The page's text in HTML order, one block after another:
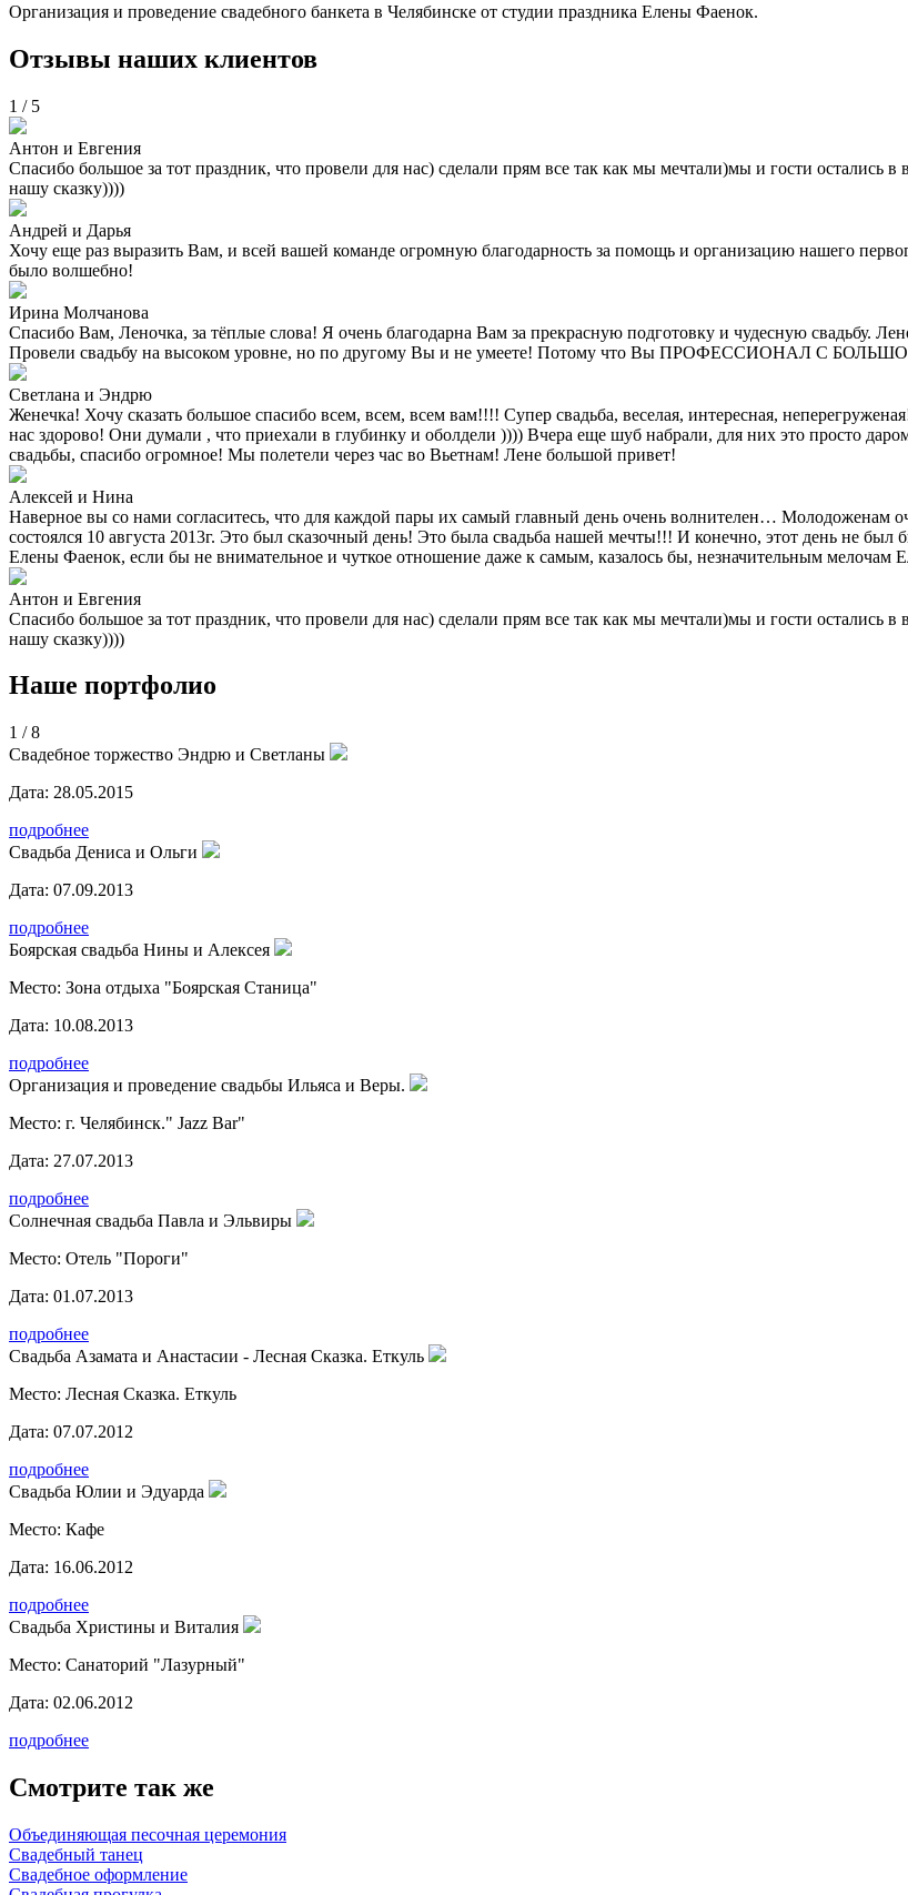
Организация и проведение свадебного банкета в Челябинске от студии праздника Елены Фаенок.
Отзывы наших клиентов
1 / 5
Антон и Евгения
Спасибо большое за тот праздник, что провели для нас) сделали прям все так как мы мечтали)мы и гости остались
нашу сказку))))
Андрей и Дарья
Хочу еще раз выразить Вам, и всей вашей команде огромную благодарность за помощь и организацию нашего
было волшебно!
Ирина Молчанова
Спасибо Вам, Леночка, за тёплые слова! Я очень благодарна Вам за прекрасную подготовку и чудесную свадьбу.
Провели свадьбу на высоком уровне, но по другому Вы и не умеете! Потому что Вы ПРОФЕССИОНАЛ С
Светлана и Эндрю
Женечка! Хочу сказать большое спасибо всем, всем, всем вам!!!! Супер свадьба, веселая, интересная,
нас здорово! Они думали , что приехали в глубинку и оболдели )))) Вчера еще шуб набрали, для них это просто
свадьбы, спасибо огромное! Мы полетели через час во Вьетнам! Лене большой привет!
Алексей и Нина
Наверное вы со нами согласитесь, что для каждой пары их самый главный день очень волнителен… Молодоженам
состоялся 10 августа 2013г. Это был сказочный день! Это была свадьба нашей мечты!!! И конечно, этот день не
Елены Фаенок, если бы не внимательное и чуткое отношение даже к самым, казалось бы, незначительным мелочам
Антон и Евгения
Спасибо большое за тот праздник, что провели для нас) сделали прям все так как мы мечтали)мы и гости остались
нашу сказку))))
Наше портфолио
1 /8
Свадебное торжество Эндрю и Светланы
Дата: 28.05.2015
подробнее
Свадьба Дениса и Ольги
Дата: 07.09.2013
подробнее
Боярская свадьба Нины и Алексея
Место: Зона отдыха "Боярская Станица"
Дата: 10.08.2013
подробнее
Организация и проведение свадьбы Ильяса и Веры.
Место: г. Челябинск." Jazz Bar"
Дата: 27.07.2013
подробнее
Солнечная свадьба Павла и Эльвиры
Место: Отель "Пороги"
Дата: 01.07.2013
подробнее
Свадьба Азамата и Анастасии - Лесная Сказка. Еткуль
Место: Лесная Сказка. Еткуль
Дата: 07.07.2012
подробнее
Свадьба Юлии и Эдуарда
Место: Кафе
Дата: 16.06.2012
подробнее
Свадьба Христины и Виталия
Место: Санаторий "Лазурный"
Дата: 02.06.2012
подробнее
Смотрите так же
Объединяющая песочная церемония
Свадебный танец
Свадебное оформление